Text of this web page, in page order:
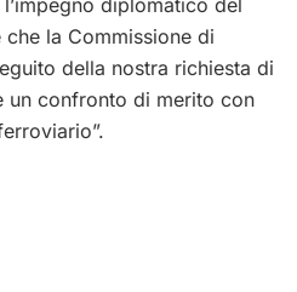
la Commissione di
della nostra richiesta di
un confronto di merito con